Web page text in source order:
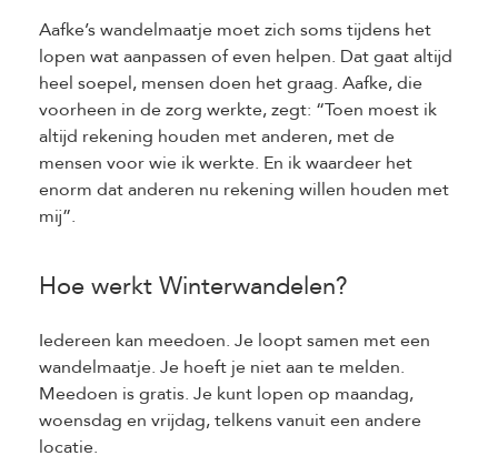
Aafke’s wandelmaatje moet zich soms tijdens het
lopen wat aanpassen of even helpen. Dat gaat altijd
heel soepel, mensen doen het graag. Aafke, die
voorheen in de zorg werkte, zegt: “Toen moest ik
altijd rekening houden met anderen, met de
mensen voor wie ik werkte. En ik waardeer het
enorm dat anderen nu rekening willen houden met
mij”.
Hoe werkt Winterwandelen?
Iedereen kan meedoen. Je loopt samen met een
wandelmaatje. Je hoeft je niet aan te melden.
Meedoen is gratis. Je kunt lopen op maandag,
woensdag en vrijdag, telkens vanuit een andere
locatie.